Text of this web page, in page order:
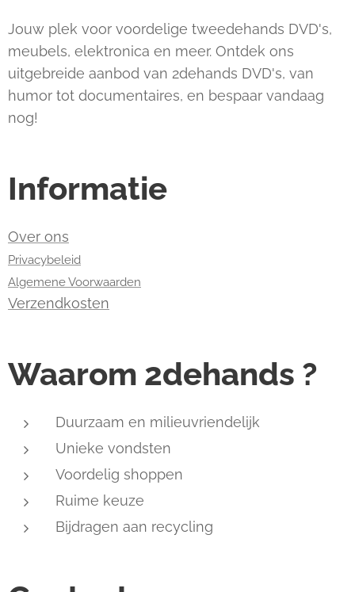
Jouw plek voor voordelige tweedehands DVD's,
meubels, elektronica en meer. Ontdek ons
uitgebreide aanbod van 2dehands DVD's, van
humor tot documentaires, en bespaar vandaag
nog!
Informatie
Over ons
Privacybeleid
Algemene Voorwaarden
Verzendkosten
Waarom 2dehands ?
Duurzaam en milieuvriendelijk
Unieke vondsten
Voordelig shoppen
Ruime keuze
Bijdragen aan recycling